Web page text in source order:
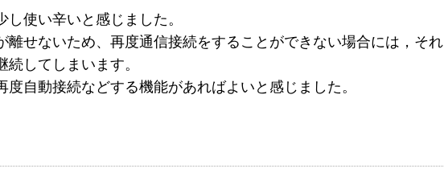
使い辛いと感じました。
離せないため、再度通信接続をすることができない場合には，それ
してしまいます。
自動接続などする機能があればよいと感じました。